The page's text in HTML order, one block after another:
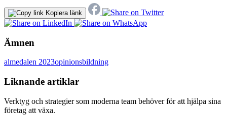
Kopiera länk
Ämnen
almedalen 2023opinionsbildning
Liknande artiklar
Verktyg och strategier som moderna team behöver för att hjälpa sina
företag att växa.